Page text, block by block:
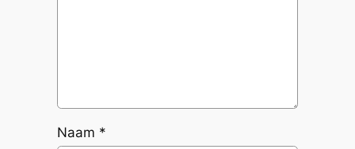
Naam *